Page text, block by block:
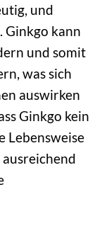
und
kann
und somit
was sich
auswirken
Ginkgo kein
Lebensweise